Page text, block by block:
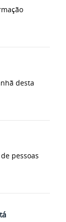
desta
pessoas